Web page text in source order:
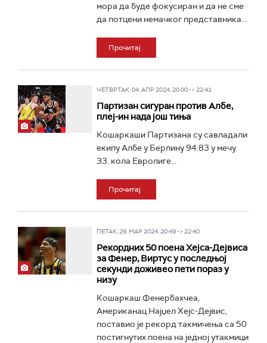
мора да буде фокусиран и да не сме
да потцени немачког представника...
Прочитај
ЧЕТВРТАК, 04. АПР 2024, 20:00 -> 22:41
Партизан сигуран против Албе,
плеј-ин нада још тиња
Кошаркаши Партизана су савладали
екипу Албе у Берлину 94:83 у мечу
33. кола Евролиге...
Прочитај
ПЕТАК, 29. МАР 2024, 20:49 -> 22:40
Рекордних 50 поена Хејса-Дејвиса
за Фенер, Виртус у последњој
секунди доживео пети пораз у
низу
Кошаркаш Фенербахчеа,
Американац Најџел Хејс-Дејвис,
поставио је рекорд такмичења са 50
постигнутих поена на једној утакмици